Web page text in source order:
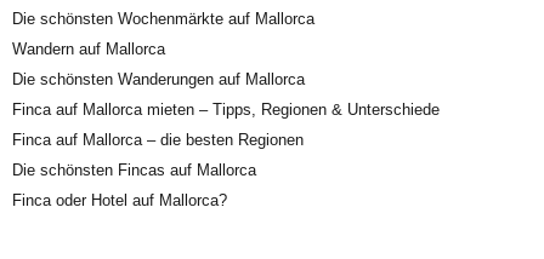
Die schönsten Wochenmärkte auf Mallorca
Wandern auf Mallorca
Die schönsten Wanderungen auf Mallorca
Finca auf Mallorca mieten – Tipps, Regionen & Unterschiede
Finca auf Mallorca – die besten Regionen
Die schönsten Fincas auf Mallorca
Finca oder Hotel auf Mallorca?